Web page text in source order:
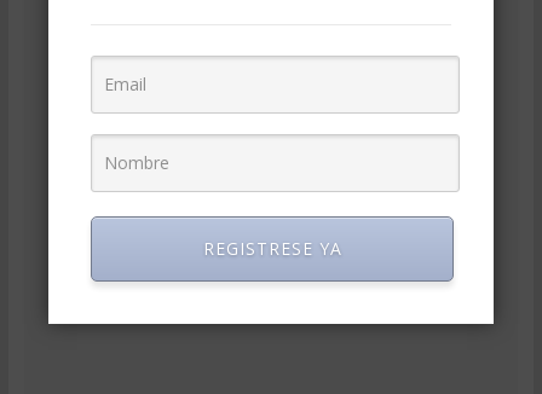
REGISTRESE YA